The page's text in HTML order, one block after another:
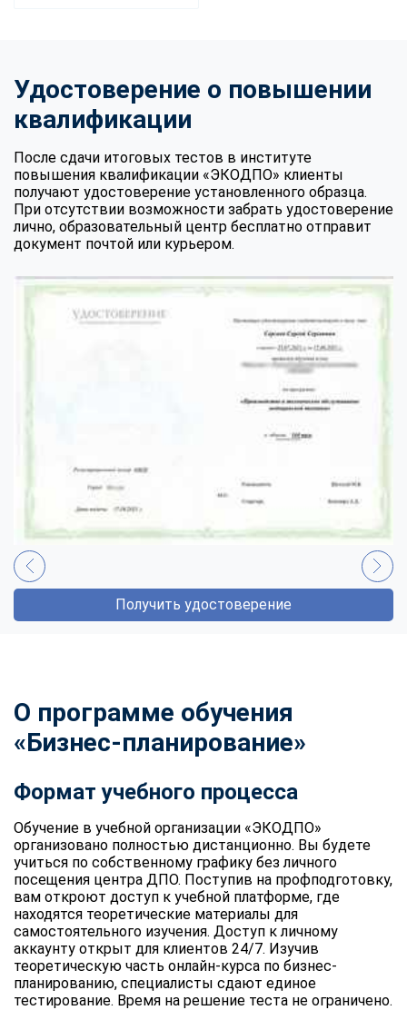
Удостоверение о повышении
квалификации
После сдачи итоговых тестов в институте
повышения квалификации «ЭКОДПО» клиенты
получают удостоверение установленного образца.
При отсутствии возможности забрать удостоверение
лично, образовательный центр бесплатно отправит
документ почтой или курьером.
Получить удостоверение
О программе обучения
«Бизнес-планирование»
Формат учебного процесса
Обучение в учебной организации «ЭКОДПО»
организовано полностью дистанционно. Вы будете
учиться по собственному графику без личного
посещения центра ДПО. Поступив на профподготовку,
вам откроют доступ к учебной платформе, где
находятся теоретические материалы для
самостоятельного изучения. Доступ к личному
аккаунту открыт для клиентов 24/7. Изучив
теоретическую часть онлайн-курса по бизнес-
планированию, специалисты сдают единое
тестирование. Время на решение теста не ограничено.